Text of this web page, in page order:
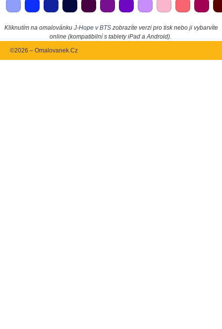
Kliknutím na omalovánku J-Hope v BTSzobrazíte verzi pro tisk nebo ji vybarvíte
online (kompatibilní s tablety iPad a Android).
©2026 – Omalovanek.Cz